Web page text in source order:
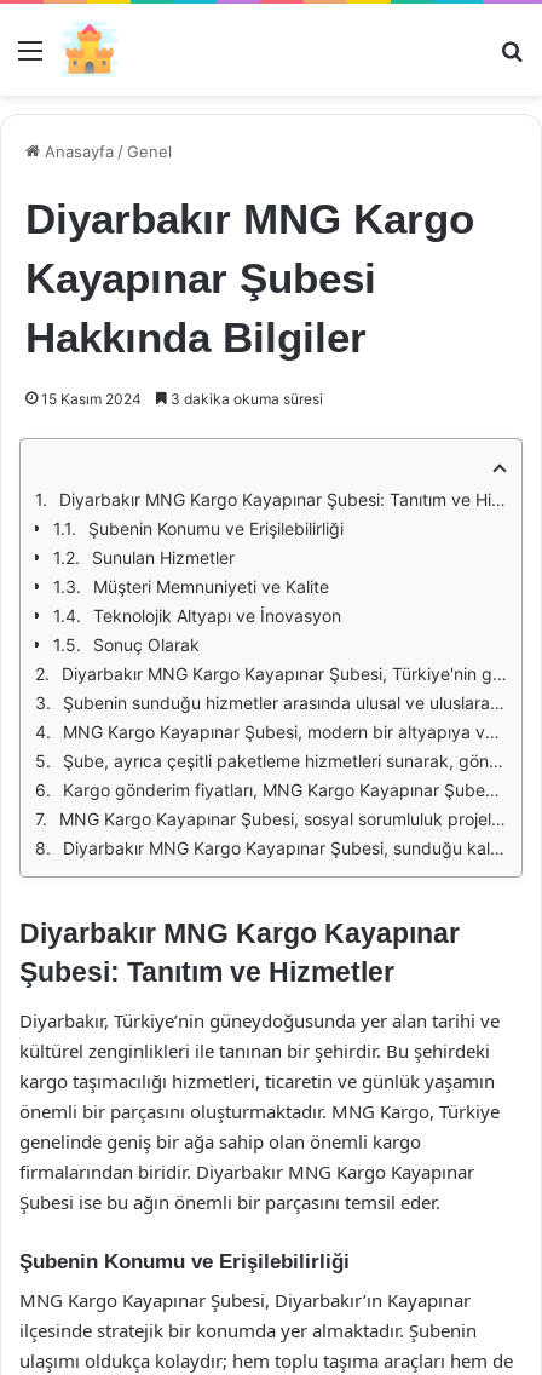
Menü
Anasayfa /Genel
Diyarbakır MNG Kargo
Kayapınar Şubesi
Hakkında Bilgiler
15 Kasım 2024 3 dakika okuma süresi
Diyarbakır MNG Kargo Kayapınar Şubesi: Tanıtım ve Hizmetler
Şubenin Konumu ve Erişilebilirliği
Sunulan Hizmetler
Müşteri Memnuniyeti ve Kalite
Teknolojik Altyapı ve İnovasyon
Sonuç Olarak
Diyarbakır MNG Kargo Kayapınar Şubesi, Türkiye'nin güneydoğusunda yer alan önemli bir kargo hizmeti sağlayıcısıdır. Bu şube, müşterilerine hızlı ve güvenilir taşıma hizmetleri sunarak, bölgedeki ticaretin ve bireysel gönderimlerin gelişmesine katkıda bulunmaktadır. MNG Kargo, geniş bir ulaşım ağına sahip olmasıyla bilinirken, Kayapınar Şubesi de bu ağın önemli bir parçasıdır.
Şubenin sunduğu hizmetler arasında ulusal ve uluslararası kargo gönderim seçenekleri, kapıda ödeme, hızlı teslimat ve paket takip sistemleri bulunmaktadır. Bu hizmetler, hem bireysel hem de kurumsal müşterilerin ihtiyaçlarına uygun olarak tasarlanmıştır. MNG Kargo Kayapınar Şubesi, müşteri memnuniyetini ön planda tutarak, gönderi süreçlerini kolaylaştırmayı hedeflemektedir.
MNG Kargo Kayapınar Şubesi, modern bir altyapıya ve deneyimli bir personele sahiptir. Personel, kargo gönderim işlemlerinin her aşamasında müşterilere yardımcı olmakta ve soruları yanıtlamaktadır. Ayrıca, şubenin teknolojiye dayalı sistemleri sayesinde, gönderi takibi oldukça kolay hale gelmiştir. Müşteriler, gönderilerinin nerede olduğunu anlık olarak takip edebilirler.
Şube, ayrıca çeşitli paketleme hizmetleri sunarak, gönderilerin güvenli bir şekilde taşınmasını sağlamaktadır. Müşteriler, gönderim yapacakları ürünleri uygun şekilde paketleyerek, hasar riskini en aza indirebilirler. Bu hizmet, özellikle değerli eşyaların veya kırılgan ürünlerin gönderiminde büyük önem taşımaktadır.
Kargo gönderim fiyatları, MNG Kargo Kayapınar Şubesi'nde uygun ve rekabetçi bir şekilde belirlenmiştir. Müşteriler, gönderim yapacakları paketin boyutu ve ağırlığına göre fiyatlandırma alabilirler. Ayrıca, düzenli olarak yapılan kampanya ve indirimler sayesinde, müşteriler tasarruf edebilirler. Bu da MNG Kargo’yu tercih edenlerin sayısını artırmaktadır.
MNG Kargo Kayapınar Şubesi, sosyal sorumluluk projelerine de destek vermektedir. Yerel etkinliklere katılarak, topluma katkıda bulunmayı hedeflemektedir. Bu tür projeler, hem markanın bilinirliğini artırmakta hem de toplumla olan bağlarını güçlendirmektedir. MNG Kargo, sadece bir kargo firması olmanın ötesinde, sosyal bir aktör olma misyonunu benimsemiştir.
Diyarbakır MNG Kargo Kayapınar Şubesi, sunduğu kaliteli hizmetler ve müşteri odaklı yaklaşımı ile bölgedeki en önemli kargo hizmeti sağlayıcılarından biri olmayı başarmıştır. Hızlı, güvenilir ve uygun fiyatlı kargo hizmetleri arayanlar için ideal bir tercih olmaya devam etmektedir.
Diyarbakır MNG Kargo Kayapınar
Şubesi: Tanıtım ve Hizmetler
Diyarbakır, Türkiye’nin güneydoğusunda yer alan tarihi ve
kültürel zenginlikleri ile tanınan bir şehirdir. Bu şehirdeki
kargo taşımacılığı hizmetleri, ticaretin ve günlük yaşamın
önemli bir parçasını oluşturmaktadır. MNG Kargo, Türkiye
genelinde geniş bir ağa sahip olan önemli kargo
firmalarından biridir. Diyarbakır MNG Kargo Kayapınar
Şubesi ise bu ağın önemli bir parçasını temsil eder.
Şubenin Konumu ve Erişilebilirliği
MNG Kargo Kayapınar Şubesi, Diyarbakır’ın Kayapınar
ilçesinde stratejik bir konumda yer almaktadır. Şubenin
ulaşımı oldukça kolaydır; hem toplu taşıma araçları hem de